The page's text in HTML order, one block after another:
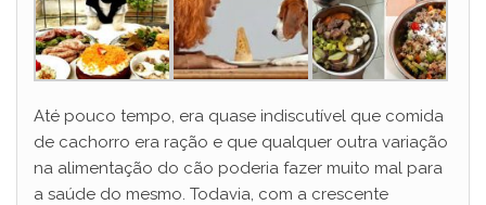
Até pouco tempo, era quase indiscutível que comida
de cachorro era ração e que qualquer outra variação
na alimentação do cão poderia fazer muito mal para
a saúde do mesmo. Todavia, com a crescente